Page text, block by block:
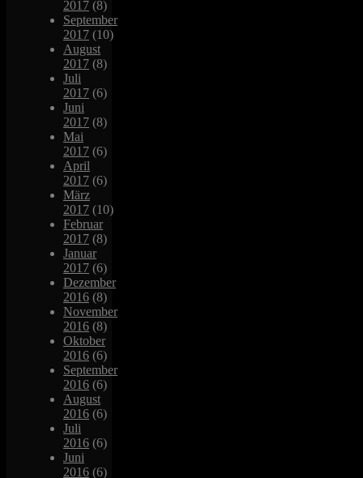
2017 (8)
September
2017 (10)
August
2017 (8)
Juli
2017 (6)
Juni
2017 (8)
Mai
2017 (6)
April
2017 (6)
März
2017 (10)
Februar
2017 (8)
Januar
2017 (6)
Dezember
2016 (8)
November
2016 (8)
Oktober
2016 (6)
September
2016 (6)
August
2016 (6)
Juli
2016 (6)
Juni
2016 (6)